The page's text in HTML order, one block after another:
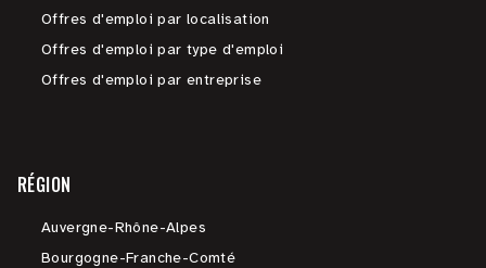
Offres d'emploi par localisation
Offres d'emploi par type d'emploi
Offres d'emploi par entreprise
RÉGION
Auvergne-Rhône-Alpes
Bourgogne-Franche-Comté